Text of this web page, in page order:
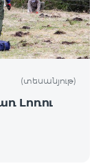
(տեսանյութ)
Լոռու